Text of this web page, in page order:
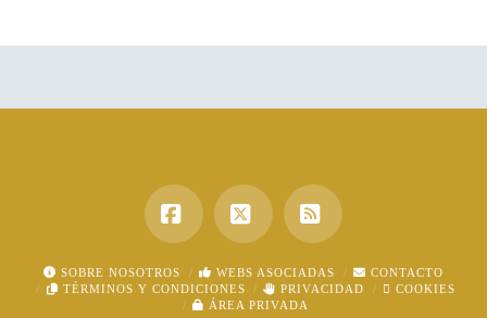
Facebook
X RSS
SOBRE NOSOTROS WEBS ASOCIADAS
CONTACTO
TÉRMINOS Y CONDICIONES
PRIVACIDAD
COOKIES
ÁREA PRIVADA